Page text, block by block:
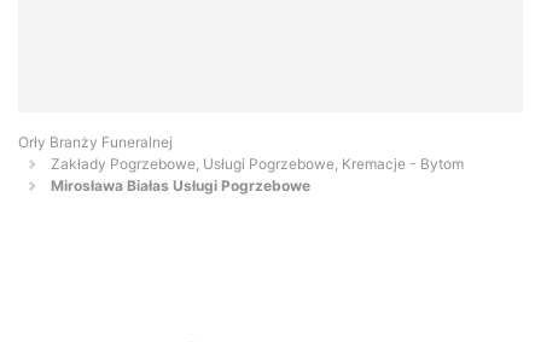
Orły Branży Funeralnej
Zakłady Pogrzebowe, Usługi Pogrzebowe, Kremacje - Bytom
Mirosława Białas Usługi Pogrzebowe